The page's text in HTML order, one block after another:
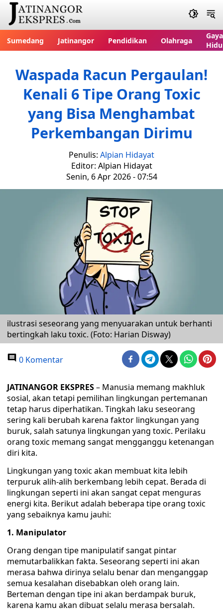
Sumedang Jatinangor Pendidikan Olahraga
Gaya
Waspada Racun Pergaulan!
Kenali 6 Tipe Orang Toxic
yang Bisa Menghambat
Perkembangan Dirimu
Penulis: Alpian Hidayat
Editor: Alpian Hidayat
Senin, 6 Apr 2026 - 07:54
ilustrasi seseorang yang menyuarakan untuk berhanti
bertingkah laku toxic. (Foto: Harian Disway)
0 Komentar
JATINANGOR EKSPRES– Manusia memang makhluk
sosial, akan tetapi pemilihan lingkungan pertemanan
tetap harus diperhatikan. Tingkah laku seseorang
sering kali berubah karena faktor lingkungan yang
buruk, salah satunya lingkungan yang toxic. Perilaku
orang toxic memang sangat mengganggu ketenangan
diri kita.
Lingkungan yang toxic akan membuat kita lebih
terpuruk alih-alih berkembang lebih cepat. Berada di
lingkungan seperti ini akan sangat cepat menguras
energi kita. Berikut adalah beberapa tipe orang toxic
yang sebaiknya kamu jauhi:
1. Manipulator
Orang dengan tipe manipulatif sangat pintar
memutarbalikkan fakta. Seseorang seperti ini akan
merasa bahwa dirinya selalu benar dan menganggap
semua kesalahan disebabkan oleh orang lain.
Berteman dengan tipe ini akan berdampak buruk,
karena kamu akan dibuat selalu merasa bersalah.